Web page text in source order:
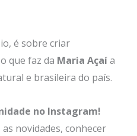
é sobre criar
que faz da Maria Açaía
e brasileira do país.
no Instagram!
novidades, conhecer